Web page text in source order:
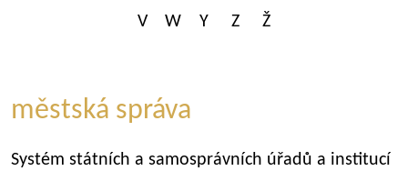
V
W Y Z Ž
městská správa
Systém státních a samosprávních úřadů a institucí